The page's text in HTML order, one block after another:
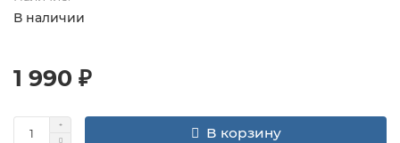
В наличии
1 990 ₽
В корзину